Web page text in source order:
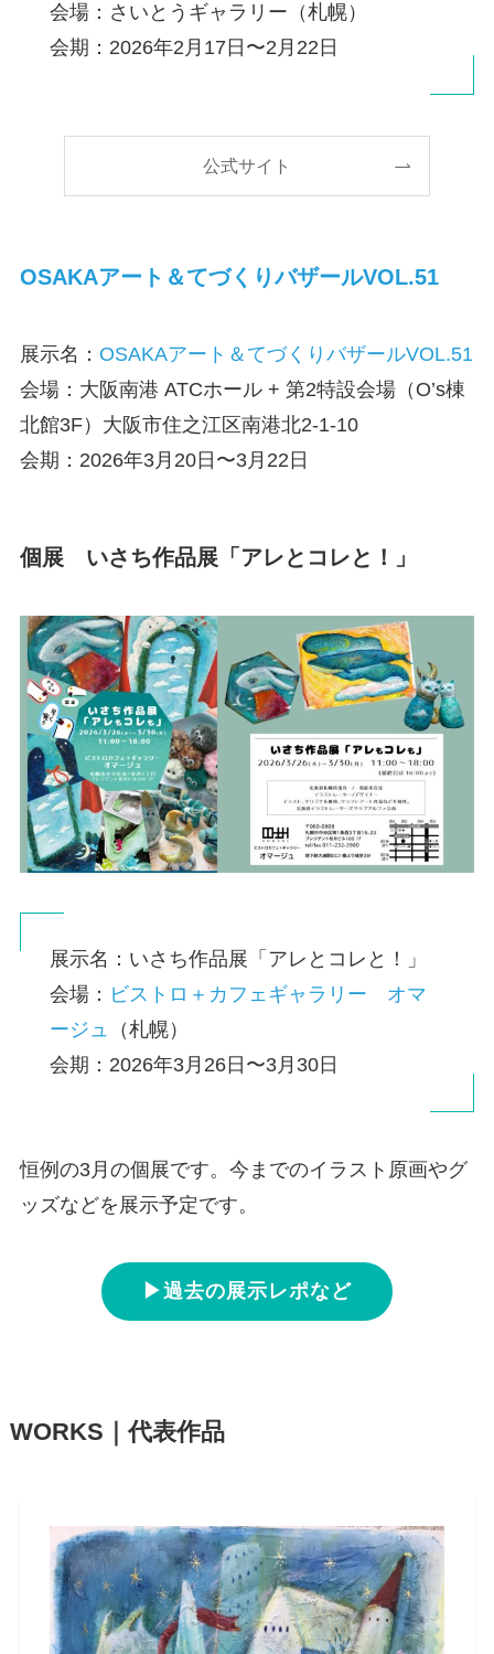
会場：さいとうギャラリー（札幌）
会期：2026年2月17日〜2月22日
公式サイト
OSAKAアート＆てづくりバザールVOL.51
展示名： OSAKAアート＆てづくりバザールVOL.51
会場：大阪南港 ATCホール + 第2特設会場（O’s棟
北館3F）大阪市住之江区南港北2-1-10
会期：2026年3月20日〜3月22日
個展 いさち作品展「アレとコレと！」
展示名：いさち作品展「アレとコレと！」
会場： ビストロ＋カフェギャラリー オマ
ージュ （札幌）
会期：2026年3月26日〜3月30日
恒例の3月の個展です。今までのイラスト原画やグ
ッズなどを展示予定です。
▶過去の展示レポなど
WORKS｜代表作品